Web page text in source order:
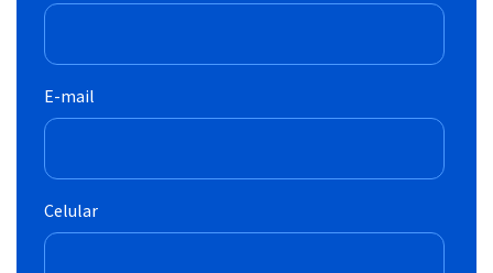
E-mail
Celular